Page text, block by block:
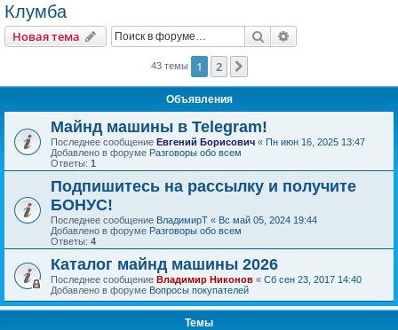
Клумба
Новая тема Поиск
43 темы 1 2
Объявления
Майнд машины в Telegram!
Последнее сообщение Евгений Борисович « Пн июн 16, 2025 13:47
Добавлено в форуме Разговоры обо всем
Ответы: 1
Подпишитесь на рассылку и получите
БОНУС!
Последнее сообщение ВладимирТ « Вс май 05, 2024 19:44
Добавлено в форуме Разговоры обо всем
Ответы: 4
Каталог майнд машины 2026
Последнее сообщение Владимир Никонов « Сб сен 23, 2017 14:40
Добавлено в форуме Вопросы покупателей
Темы